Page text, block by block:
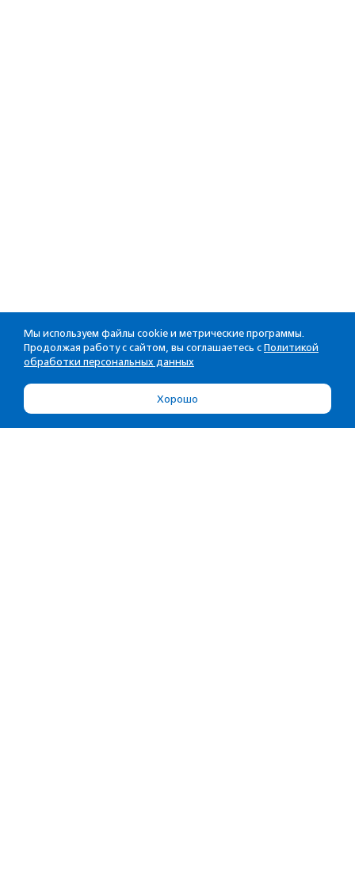
Мы используем файлы cookie и метрические программы.
Продолжая работу с сайтом, вы соглашаетесь с Политикой
обработки персональных данных
Хорошо